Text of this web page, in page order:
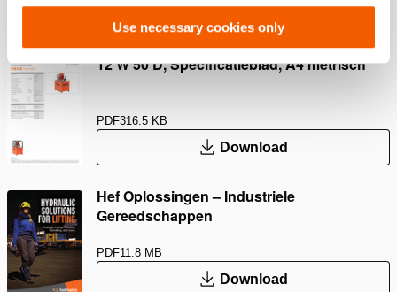
Use necessary cookies only
12 W 50 D, Specificatieblad, A4 metrisch
PDF316.5 KB
Download
Hef Oplossingen – Industriele
Gereedschappen
PDF11.8 MB
Download